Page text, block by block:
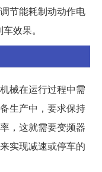
节能耗制动动作电
效果。
械在运行过程中需
生产中，要求保持
，这就需要变频器
实现减速或停车的